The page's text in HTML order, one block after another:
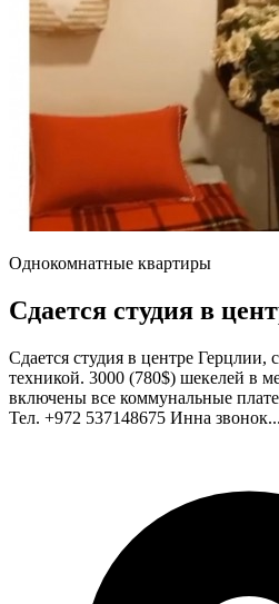
Однокомнатные квартиры
Сдается студия в
Сдается студия в центре Герцлии,
техникой. 3000 (780$) шекелей в
включены все коммунальные
Тел. +972 537148675 Инна звонок...